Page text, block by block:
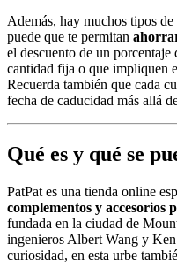
Además, hay muchos tipos
puede que te permitan
el descuento de un
cantidad fija o que impliquen
Recuerda también que cada
fecha de caducidad más allá
Qué es y qué se
PatPat es una tienda online
complementos y accesorios
fundada en la ciudad de
ingenieros Albert Wang y
curiosidad, en esta urbe